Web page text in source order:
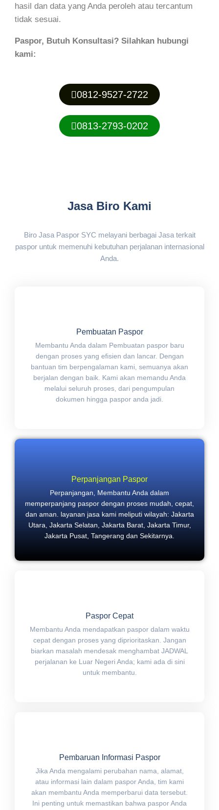
hasil dan data yang Anda peroleh atau tercantum
tidak sesuai.
Paspor, Butuh Konsultasi? Silahkan hubungi
kami:
0812-9527-2722
0813-2793-0202
Jasa Biro Kami
Biro Jasa Paspor SYC melayani berbagai Jasa terkait
paspor untuk memenuhi kebutuhan perjalanan internasional
Anda.
Pembuatan Paspor
Membantu Anda dalam Pembuatan paspor baru
dengan proses yang efisien dan lancar. Dengan
bantuan tim berpengalaman kami, semuanya akan
berjalan dengan baik. Kami akan memandu Anda
melalui seluruh proses, dari pengumpulan
dokumen hingga paspor anda jadi.
Perpanjangan Paspor
Perpanjangan, Membantu Anda dalam
memperpanjang paspor dengan proses mudah, cepat,
dan aman. layanan jasa kami meliputi wilayah: Jakarta
Utara, Jakarta Selatan, Jakarta Barat, Jakarta Timur,
Jakarta Pusat, Tangerang dan Sekitarnya.
Paspor Cepat
Membantu Anda mendapatkan paspor dalam waktu
cepat dengan proses yang diprioritaskan. Jangan
biarkan masalah mendesak menghambat JADWAL
perjalanan ke Luar Negeri Anda; kami ada di sini
untuk membantu.
Pembaruan Informasi Paspor
Jika Anda mengalami perubahan nama, alamat,
atau informasi lain dalam paspor Anda, tim kami
akan membantu Anda memperbarui data tersebut.
Ini penting untuk memastikan bahwa paspor Anda